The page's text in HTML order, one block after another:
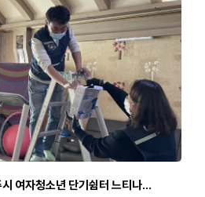
여자청소년 단기쉼터 느티나…